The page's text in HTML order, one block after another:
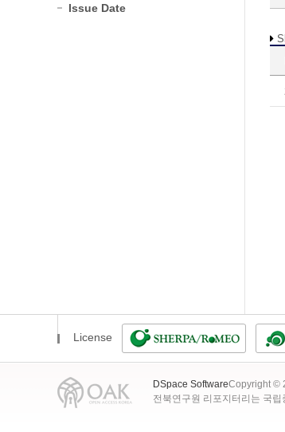
Issue Date
License
DSpace SoftwareCopyright ©
전북연구원 리포지터리는 국